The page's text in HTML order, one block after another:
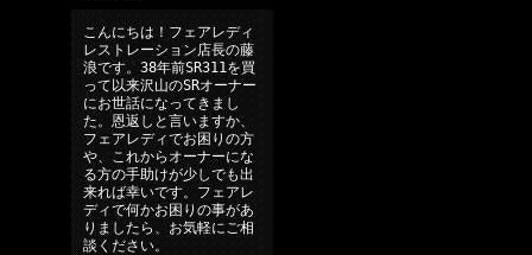
こんにちは！フェアレディ
レストレーション店長の藤
浪です。38年前SR311を買
って以来沢山のSRオーナー
にお世話になってきまし
た。恩返しと言いますか、
フェアレディでお困りの方
や、これからオーナーにな
る方の手助けが少しでも出
来れば幸いです。フェアレ
ディで何かお困りの事があ
りましたら、お気軽にご相
談ください。